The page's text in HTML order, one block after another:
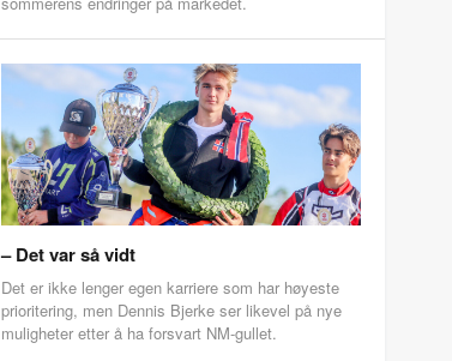
– Det var så vidt
Det er ikke lenger egen karriere som har høyeste
prioritering, men Dennis Bjerke ser likevel på nye
muligheter etter å ha forsvart NM-gullet.